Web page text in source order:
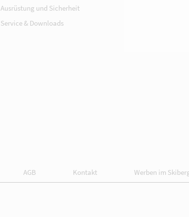
Ausrüstung und Sicherheit
Service & Downloads
AGB Kontakt Werben im